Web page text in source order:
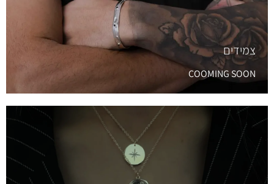
צמידים
COOMING SOON